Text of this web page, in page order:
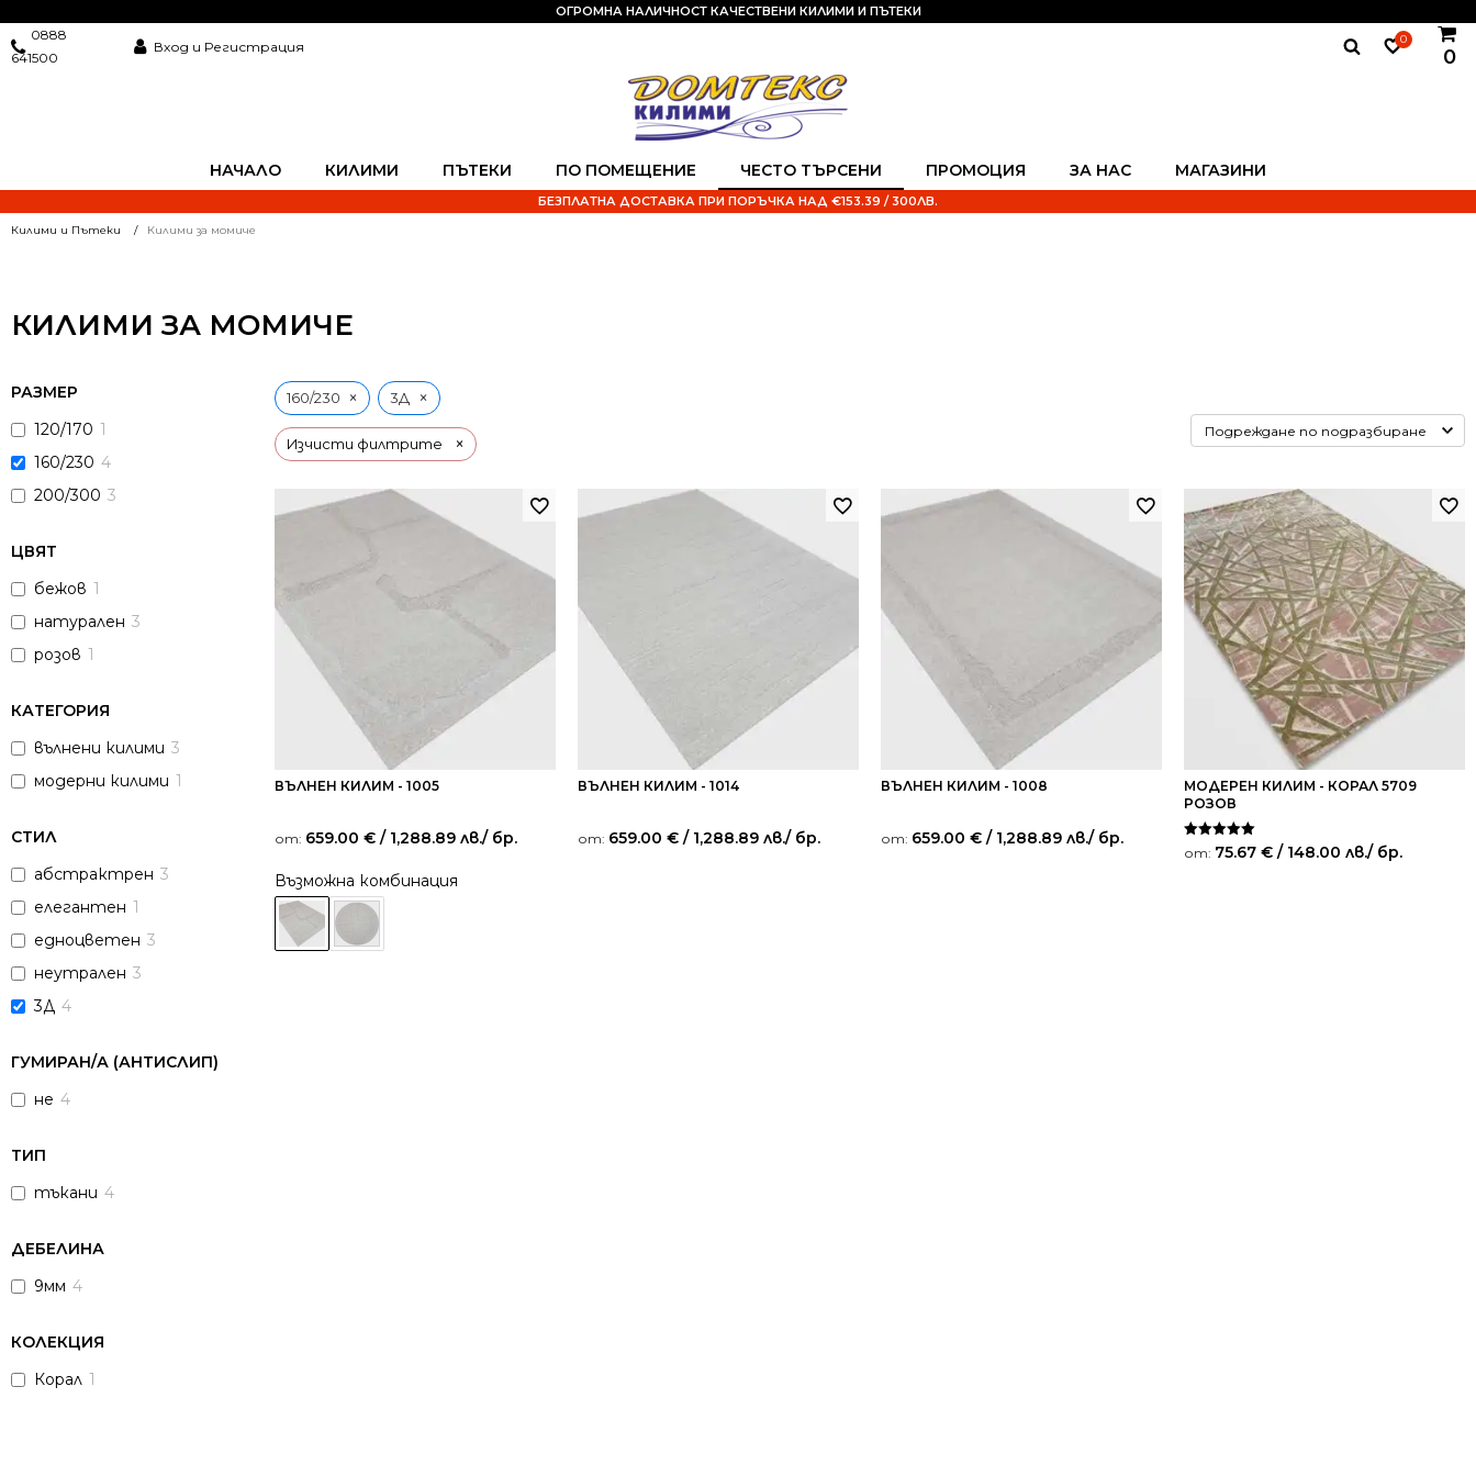
НАЧАЛО КИЛИМИ ПЪТЕКИ ПО ПОМЕЩЕНИЕ ЧЕСТО ТЪРСЕНИ ПРОМОЦИЯ ЗА НАС МАГАЗИНИ
0
0
0888
641500
Вход и Регистрация
ОГРОМНА НАЛИЧНОСТ КАЧЕСТВЕНИ КИЛИМИ И ПЪТЕКИ
БЕЗПЛАТНА ДОСТАВКА ПРИ ПОРЪЧКА НАД €153.39 / 300ЛВ.
Килими и Пътеки Килими за момиче
КИЛИМИ ЗА МОМИЧЕ
РАЗМЕР
120/170 1
160/230 4
200/300 3
ЦВЯТ
бежов 1
натурален 3
розов 1
КАТЕГОРИЯ
вълнени килими 3
модерни килими 1
СТИЛ
абстрактрен 3
елегантен 1
едноцветен 3
неутрален 3
3Д 4
ГУМИРАН/А (АНТИСЛИП)
не 4
ТИП
тъкани 4
ДЕБЕЛИНА
9мм 4
КОЛЕКЦИЯ
Корал 1
Изчисти филтрите ×
160/230 × 3Д ×
ВЪЛНЕН КИЛИМ - 1005
от: 659.00 € / 1,288.89 лв./ бр.
Възможна комбинация
ВЪЛНЕН КИЛИМ - 1014
от: 659.00 € / 1,288.89 лв./ бр.
ВЪЛНЕН КИЛИМ - 1008
от: 659.00 € / 1,288.89 лв./ бр.
МОДЕРЕН КИЛИМ - КОРАЛ 5709
РОЗОВ
Оценено на
5.00
от: 75.67 € / 148.00 лв./ бр.